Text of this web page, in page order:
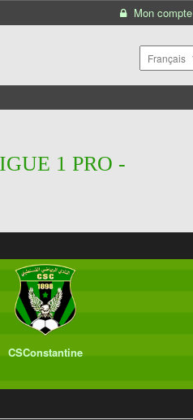
Mon compte
1 PRO -
CSConstantine